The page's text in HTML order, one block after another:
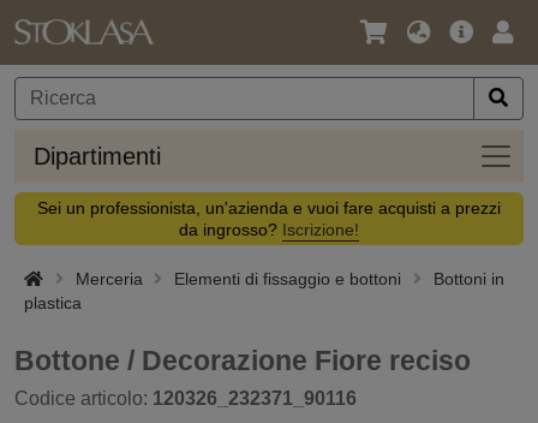
Lingua
Valuta
Offerta
Dipartimenti
Sei un professionista, un'azienda e vuoi fare acquisti a prezzi
da ingrosso? Iscrizione!
Merceria Elementi di fissaggio e bottoni
Bottoni in
plastica
Bottone / Decorazione Fiore reciso
Codice articolo: 120326_232371_90116